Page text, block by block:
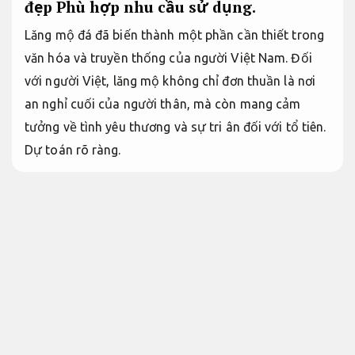
đẹp Phù hợp nhu cầu sử dụng.
Lăng mộ đá đã biến thành một phần cần thiết trong
văn hóa và truyền thống của người Việt Nam. Đối
với người Việt, lăng mộ không chỉ đơn thuần là nơi
an nghỉ cuối của người thân, mà còn mang cảm
tưởng về tình yêu thương và sự tri ân đối với tổ tiên.
Dự toán rõ ràng.